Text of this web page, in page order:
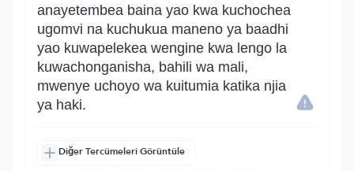
anayetembea baina yao kwa kuchochea
ugomvi na kuchukua maneno ya baadhi
yao kuwapelekea wengine kwa lengo la
kuwachonganisha, bahili wa mali,
mwenye uchoyo wa kuitumia katika njia
ya haki.
Diğer Tercümeleri Görüntüle